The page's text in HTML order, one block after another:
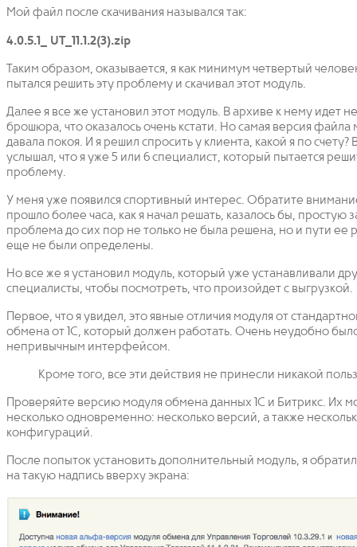
Мой файл после скачивания назывался так:
4.0.5.1_ UT_11.1.2(3).zip
Таким образом, оказывается, я как минимум четвертый
пытался решить эту проблему и скачивал этот модуль.
Далее я все же установил этот модуль. В архиве к нему идет
брошюра, что оказалось очень кстати. Но самая версия файла
давала покоя. И я решил спросить у клиента, какой я по счету?
услышал, что я уже 5 или 6 специалист, который пытается
проблему.
У меня уже появился спортивный интерес. Обратите
прошло более часа, как я начал решать, казалось бы, простую
проблема до сих пор не только не была решена, но и пути ее
еще не были определены.
Но все же я установил модуль, который уже устанавливали
специалисты, чтобы посмотреть, что произойдет с выгрузкой.
Первое, что я увидел, это явные отличия модуля от
обмена от 1С, который должен работать. Очень неудобно
непривычным интерфейсом.
Кроме того, все эти действия не принесли никакой
Проверяйте версию модуля обмена данных 1С и Битрикс. Их
несколько одновременно: несколько версий, а также
конфигураций.
После попыток установить дополнительный модуль, я
на такую надпись вверху экрана: